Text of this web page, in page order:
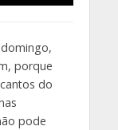
porque
do
pode